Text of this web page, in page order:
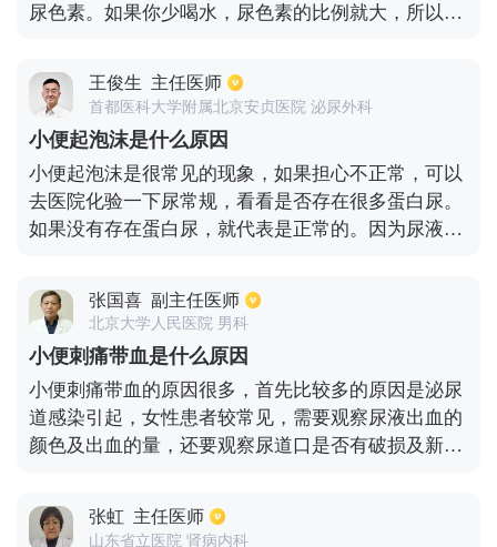
尿色素。如果你少喝水，尿色素的比例就大，所以颜
食物，如大量的胡萝卜和木瓜，或者一些人吃一些药
物，如中药中的大黄或维生素B，这将导致尿液变
黄。 另一种黄色尿液可能是病理原因。例如，当有肝
胆疾病时，胆汁会从尿道排出，使尿液呈暗黄色。肝
炎患者的尿液也会呈现浓茶状的颜色，还有一些疾病
会导致尿液变黄，比如说急性发烧或者上吐下泻的病
人，因为水分随汗或者粪便排出，所以尿液浓缩也会
炎。如果长时间熬夜和内热，也会出现黄色的尿液。
王俊生 主任医师
首都医科大学附属北京安贞医院 泌尿外科
小便起泡沫是什么原因
小便起泡沫是很常见的现象，如果担心不正常，可以
去医院化验一下尿常规，看看是否存在很多蛋白尿。
如果没有存在蛋白尿，就代表是正常的。因为尿液中
面张力不同，排入小便后就会形成一些泡沫，且泡沫
大小不等，是不需要太担心的。通过尿常规的检查发
现没有蛋白尿的话，平时注意多喝水，多吃新鲜蔬
果，少吃油腻食物，这样的话，小便起泡沫就会得到
一些改善。
张国喜 副主任医师
北京大学人民医院 男科
小便刺痛带血是什么原因
小便刺痛带血的原因很多，首先比较多的原因是泌尿
道感染引起，女性患者较常见，需要观察尿液出血的
颜色及出血的量，还要观察尿道口是否有破损及新生
型尿等情况，如果有白细胞的情况，可以及时予以抗
感染治疗，泌尿系感染导致的还可能出现发烧、腰疼
张虹 主任医师
山东省立医院 肾病内科